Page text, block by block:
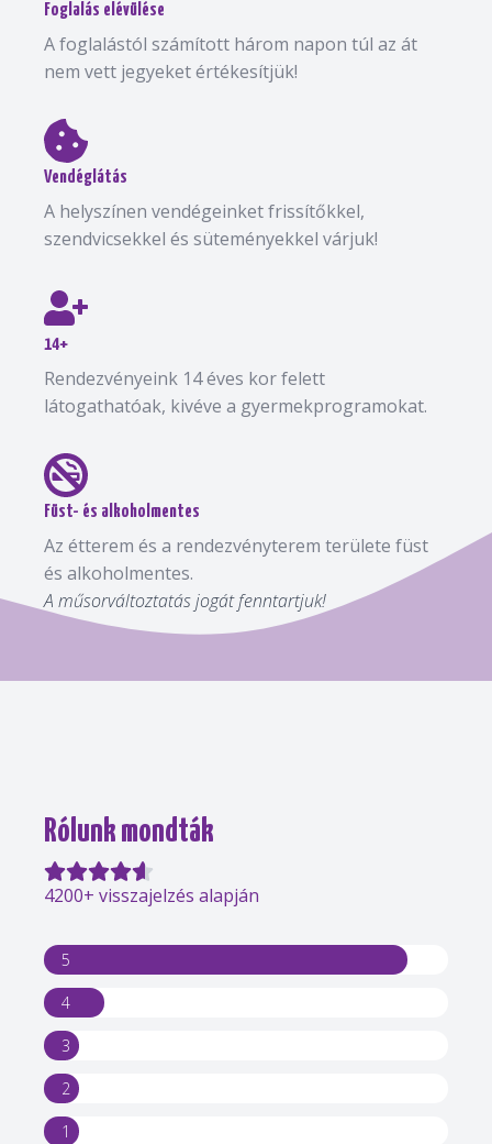
Foglalás elévülése
A foglalástól számított három napon túl az át
nem vett jegyeket értékesítjük!
Vendéglátás
A helyszínen vendégeinket frissítőkkel,
szendvicsekkel és süteményekkel várjuk!
14+
Rendezvényeink 14 éves kor felett
látogathatóak, kivéve a gyermekprogramokat.
Füst- és alkoholmentes
Az étterem és a rendezvényterem területe füst
és alkoholmentes.
A műsorváltoztatás jogát fenntartjuk!
Rólunk mondták
4200+ visszajelzés alapján
5
4
3
2
1